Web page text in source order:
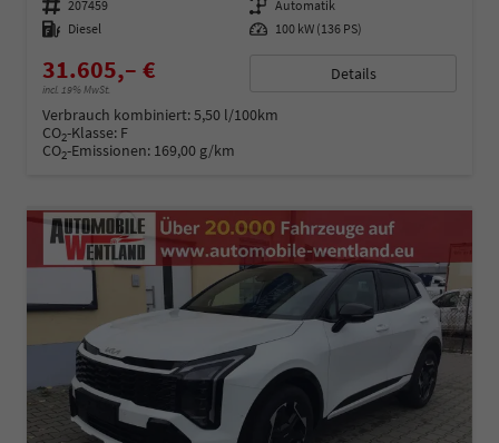
Fahrzeugnummer 207459 Getriebe Automatik
Kraftstoff Diesel Leistung 100 kW (136 PS)
31.605,– €
incl. 19% MwSt.
Details
Verbrauch kombiniert:5,50 l/100km
CO2-Klasse: F
CO2-Emissionen: 169,00 g/km